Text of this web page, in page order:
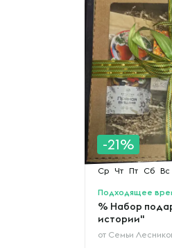
-21%
Ср Чт Пт Сб Вс
Подходящее
% Набор
истории"
от Семьи